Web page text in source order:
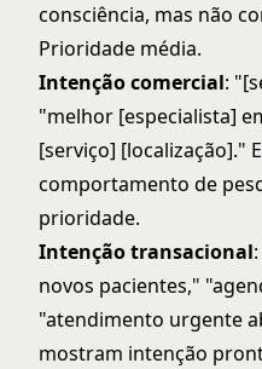
consciência, mas não
Prioridade média.
Intenção comercial:
"melhor [especialista]
[serviço] [localização]."
comportamento de
prioridade.
Intenção transacional
novos pacientes,"
"atendimento urgente
mostram intenção